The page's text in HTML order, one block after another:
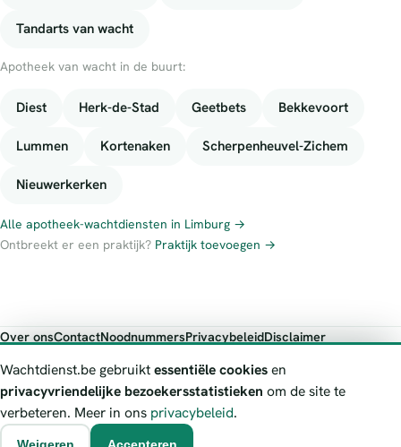
Tandarts van wacht
Apotheek van wacht in de buurt:
Diest Herk-de-Stad Geetbets Bekkevoort
Lummen Kortenaken Scherpenheuvel-Zichem
Nieuwerkerken
Alle apotheek-wachtdiensten in Limburg →
Ontbreekt er een praktijk? Praktijk toevoegen →
Over onsContactNoodnummersPrivacybeleidDisclaimer
Wachtdienst.be toont publieke wachtdienst-informatie ter oriëntatie.
Bij levensgevaar bel je altijd 112. Controleer altijd de actuele
wachtregeling bij de vermelde officiële bron.
Wachtdienst.be gebruiktessentiële cookiesen
privacyvriendelijke bezoekersstatistieken om de site te
verbeteren. Meer in ons privacybeleid.
Weigeren Accepteren